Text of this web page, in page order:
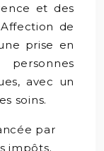
et des
de
prise en
avec un
soins.
par
impôts.